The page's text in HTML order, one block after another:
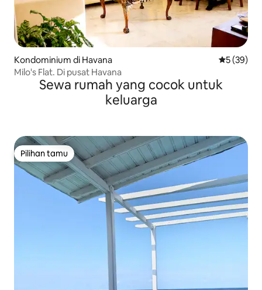
Kondominium di Havana Nilai rata-
5 (39)
Milo's Flat. Di pusat Havana
Sewa rumah yang cocok untuk
keluarga
Pilihan tamu
Pilihan tamu